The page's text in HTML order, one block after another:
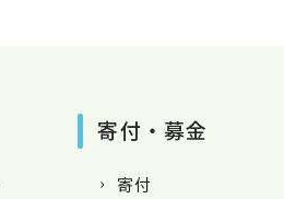
寄付・募金
寄付